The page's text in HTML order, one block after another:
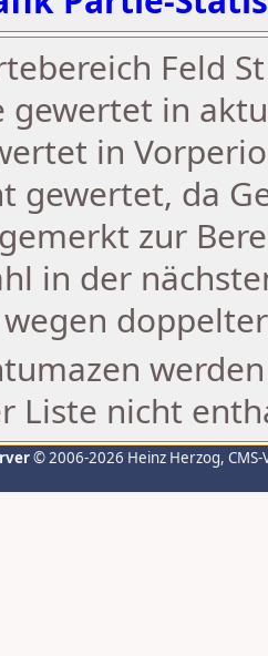
Feld
gewertet in
in
gewertet, da
zur
in der
Liste nicht
© 2006-2026 Heinz Herzog,